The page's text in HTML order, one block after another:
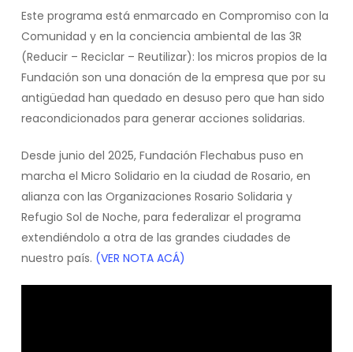
Este programa está enmarcado en Compromiso con la
Comunidad y en la conciencia ambiental de las 3R
(Reducir – Reciclar – Reutilizar): los micros propios de la
Fundación son una donación de la empresa que por su
antigüedad han quedado en desuso pero que han sido
reacondicionados para generar acciones solidarias.
Desde junio del 2025, Fundación Flechabus puso en
marcha el Micro Solidario en la ciudad de Rosario, en
alianza con las Organizaciones Rosario Solidaria y
Refugio Sol de Noche, para federalizar el programa
extendiéndolo a otra de las grandes ciudades de
nuestro país. (VER NOTA ACÁ)